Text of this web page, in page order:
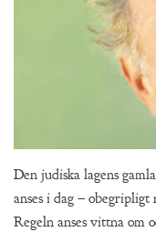
Den judiska lagens
anses i dag –
Regeln anses vittna om